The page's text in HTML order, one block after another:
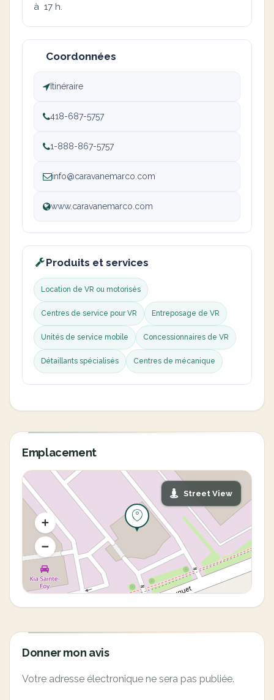
à 17 h.
Coordonnées
Itinéraire
418-687-5757
1-888-867-5757
info@caravanemarco.com
www.caravanemarco.com
Produits et services
Location de VR ou motorisés
Centres de service pour VR Entreposage de VR
Unités de service mobile Concessionnaires de VR
Détaillants spécialisés Centres de mécanique
Emplacement
Street View
Donner mon avis
Votre adresse électronique ne sera pas publiée.